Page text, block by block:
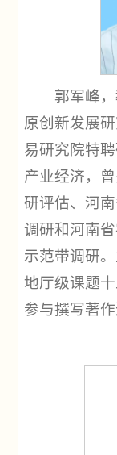
郭军峰
原创新发展
易研究院特
产业经济，
研评估、河
调研和河南
示范带调研
地厅级课题
参与撰写著作